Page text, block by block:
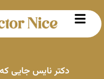
دکتر نایس جایی